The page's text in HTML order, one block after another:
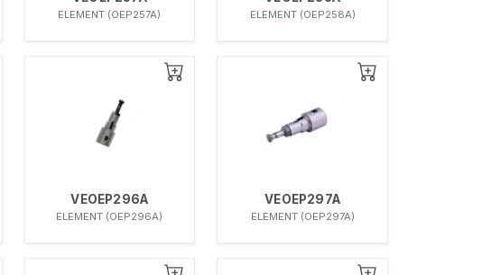
ELEMENT (OEP257A) ELEMENT (OEP258A)
VEOEP296A
ELEMENT (OEP296A)
VEOEP297A
ELEMENT (OEP297A)